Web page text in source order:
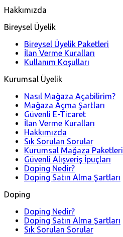
Hakkımızda
Bireysel Üyelik
Bireysel Üyelik Paketleri
İlan Verme Kuralları
Kullanım Koşulları
Kurumsal Üyelik
Nasıl Mağaza Açabilirim?
Mağaza Açma Şartları
Güvenli E-Ticaret
İlan Verme Kuralları
Hakkımızda
Sık Sorulan Sorular
Kurumsal Mağaza Paketleri
Güvenli Alışveriş İpuçları
Doping Nedir?
Doping Satın Alma Şartları
Doping
Doping Nedir?
Doping Satın Alma Şartları
Sık Sorulan Sorular